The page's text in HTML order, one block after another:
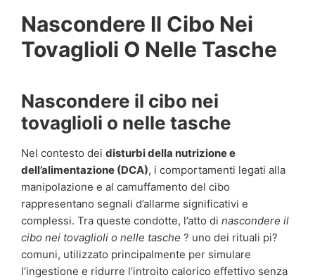
Nascondere Il Cibo Nei
Tovaglioli O Nelle Tasche
Nascondere il cibo nei
tovaglioli o nelle tasche
Nel contesto dei disturbi della nutrizione e
dell’alimentazione (DCA), i comportamenti legati alla
manipolazione e al camuffamento del cibo
rappresentano segnali d’allarme significativi e
complessi. Tra queste condotte, l’atto di nascondere il
cibo nei tovaglioli o nelle tasche ? uno dei rituali pi?
comuni, utilizzato principalmente per simulare
l’ingestione e ridurre l’introito calorico effettivo senza